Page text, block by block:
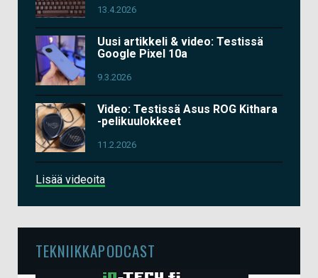
13.4.2026
Uusi artikkeli & video: Testissä
Google Pixel 10a
9.3.2026
Video: Testissä Asus ROG Kithara
-pelikuulokkeet
11.2.2026
Lisää videoita
TEKNIIKKAPODCAST